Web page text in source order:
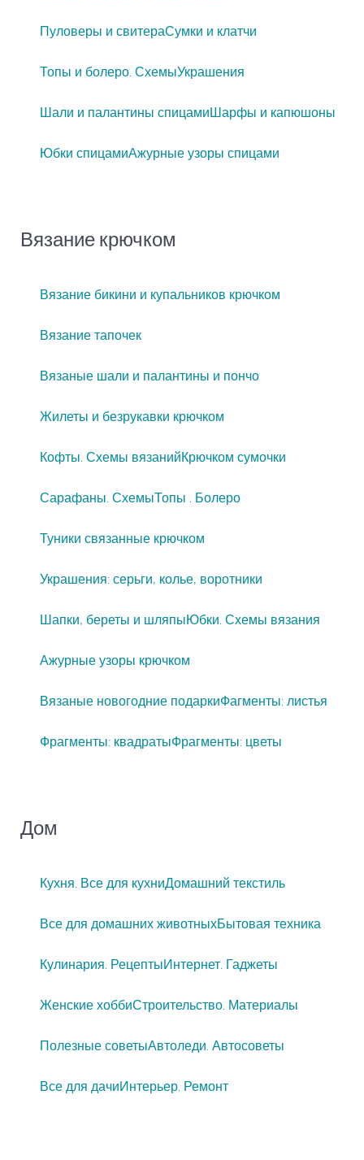
Пуловеры и свитераСумки и клатчи
Топы и болеро. СхемыУкрашения
Шали и палантины спицамиШарфы и капюшоны
Юбки спицамиАжурные узоры спицами
Вязание крючком
Вязание бикини и купальников крючком
Вязание тапочек
Вязаные шали и палантины и пончо
Жилеты и безрукавки крючком
Кофты. Схемы вязанийКрючком сумочки
Сарафаны. СхемыТопы . Болеро
Туники связанные крючком
Украшения: серьги, колье, воротники
Шапки, береты и шляпыЮбки. Схемы вязания
Ажурные узоры крючком
Вязаные новогодние подаркиФагменты: листья
Фрагменты: квадратыФрагменты: цветы
Дом
Кухня. Все для кухниДомашний текстиль
Все для домашних животныхБытовая техника
Кулинария. РецептыИнтернет. Гаджеты
Женские хоббиСтроительство. Материалы
Полезные советыАвтоледи. Автосоветы
Все для дачиИнтерьер. Ремонт